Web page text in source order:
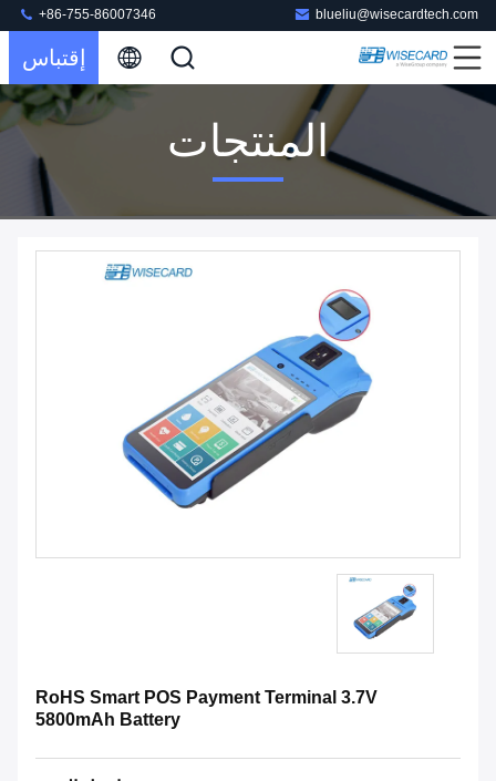
blueliu@wisecardtech.com
+86-755-86007346
إقتباس
المنتجات
RoHS Smart POS Payment Terminal 3.7V
5800mAh Battery